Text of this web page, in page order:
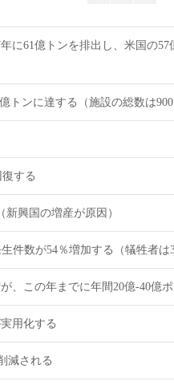
に61億トンを排出し、米国の
トンに達する（施設の総数は900
する
新興国の増産が原因）
件数が54％増加する（犠牲者は
、この年までに年間20億-40億
用化する
減される